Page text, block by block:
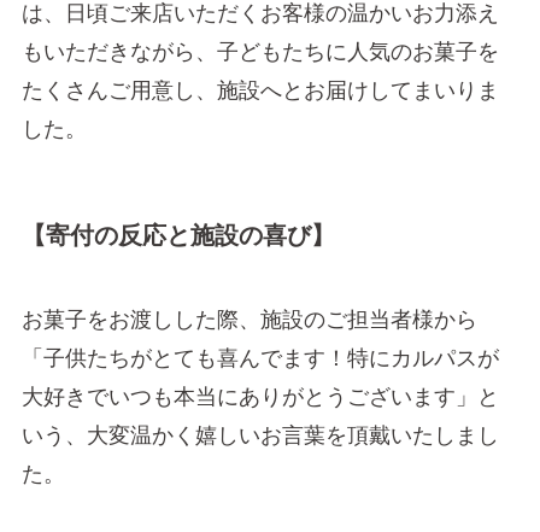
は、日頃ご来店いただくお客様の温かいお力添え
もいただきながら、子どもたちに人気のお菓子を
たくさんご用意し、施設へとお届けしてまいりま
した。
【寄付の反応と施設の喜び】
お菓子をお渡しした際、施設のご担当者様から
「子供たちがとても喜んでます！特にカルパスが
大好きでいつも本当にありがとうございます」と
いう、大変温かく嬉しいお言葉を頂戴いたしまし
た。